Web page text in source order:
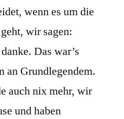
wenn es um die
wir sagen:
Das war’s
an Grundlegendem.
auch nix mehr, wir
und haben